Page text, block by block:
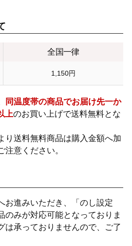
全国一律
1,150円
同温度帯の商品でお届け先一か
上のお買い上げで送料無料とな
り送料無料商品は購入金額へ加
意ください。
お進みいただき、「のし設定
のみが対応可能となっておりま
は承っておりませんので、ご了